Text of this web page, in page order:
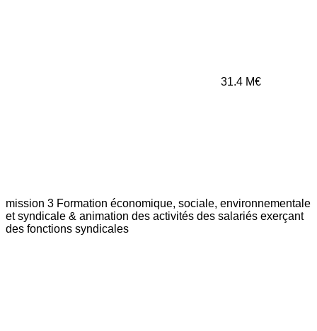
31.4 M€
mission 3 Formation économique, sociale, environnementale
et syndicale & animation des activités des salariés exerçant
des fonctions syndicales